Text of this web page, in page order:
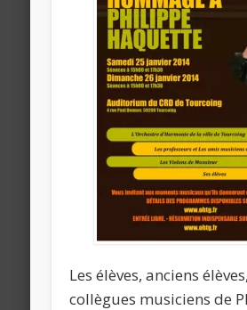
Les élèves, anciens
collègues musiciens de